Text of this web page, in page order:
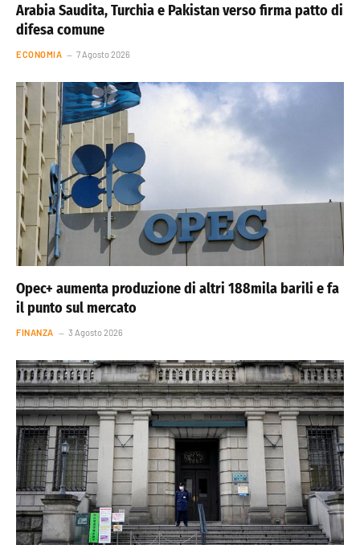
Arabia Saudita, Turchia e Pakistan verso firma patto di
difesa comune
ECONOMIA 7 Agosto 2026
Opec+ aumenta produzione di altri 188mila barili e fa
il punto sul mercato
FINANZA 3 Agosto 2026